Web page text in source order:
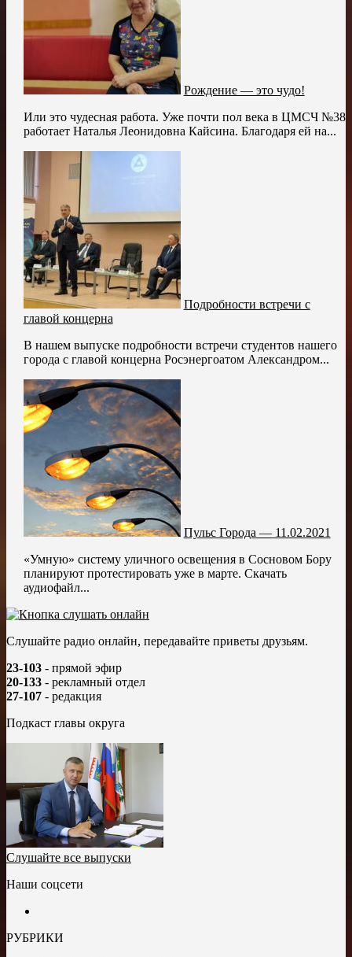
Рождение — это чудо!
Или это чудесная работа. Уже почти пол века в ЦМСЧ №38
работает Наталья Леонидовна Кайсина. Благодаря ей на...
Подробности встречи с
главой концерна
В нашем выпуске подробности встречи студентов нашего
города с главой концерна Росэнергоатом Александром...
Пульс Города — 11.02.2021
«Умную» систему уличного освещения в Сосновом Бору
планируют протестировать уже в марте. Скачать
аудиофайл...
Слушайте радио онлайн, передавайте приветы друзьям.
23-103 - прямой эфир
20-133 - рекламный отдел
27-107 - редакция
Подкаст главы округа
Слушайте все выпуски
Наши соцсети
РУБРИКИ